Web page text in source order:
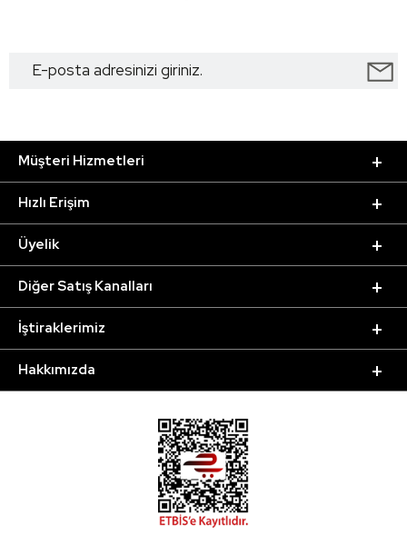
Müşteri Hizmetleri
Hızlı Erişim
Üyelik
Diğer Satış Kanalları
İştiraklerimiz
Hakkımızda